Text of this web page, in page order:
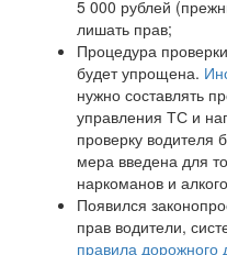
5 000 рублей
лишать прав;
Процедура
будет упрощена.
нужно составлять
управления ТС и
проверку водителя
мера введена для
наркоманов и
Появился
прав водители,
правила дорожного